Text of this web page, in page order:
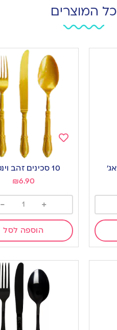
כל המוצרים
wishlist
10 סכינים זהב וינטאג’
₪6.90
+
-
הוספה לסל